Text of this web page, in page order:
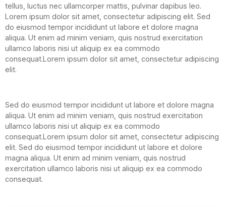
tellus, luctus nec ullamcorper mattis, pulvinar dapibus leo.
Lorem ipsum dolor sit amet, consectetur adipiscing elit. Sed
do eiusmod tempor incididunt ut labore et dolore magna
aliqua. Ut enim ad minim veniam, quis nostrud exercitation
ullamco laboris nisi ut aliquip ex ea commodo
consequat.Lorem ipsum dolor sit amet, consectetur adipiscing
elit.
Sed do eiusmod tempor incididunt ut labore et dolore magna
aliqua. Ut enim ad minim veniam, quis nostrud exercitation
ullamco laboris nisi ut aliquip ex ea commodo
consequat.Lorem ipsum dolor sit amet, consectetur adipiscing
elit. Sed do eiusmod tempor incididunt ut labore et dolore
magna aliqua. Ut enim ad minim veniam, quis nostrud
exercitation ullamco laboris nisi ut aliquip ex ea commodo
consequat.